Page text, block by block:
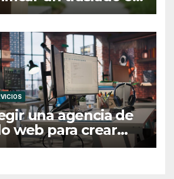
una agencia de
web para crear
y eficaz